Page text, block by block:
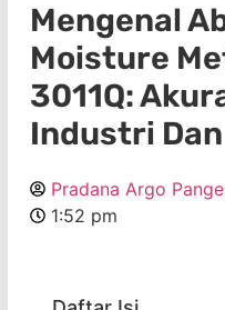
Mengenal
Moisture
3011Q:
Industri
Pradana Argo
1:52 pm